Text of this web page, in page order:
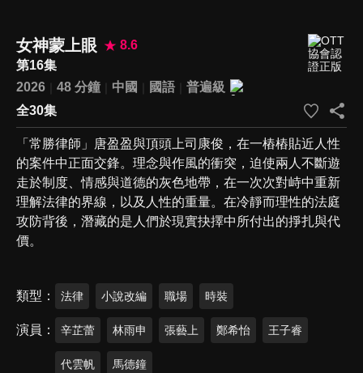
女神蒙上眼
8.6
第16集
2026
48 分鐘 中國 國語
普遍級
全30集
「常勝律師」唐盈盈與頂頭上司康俊，在一樁樁貼近人性
的案件中正面交鋒。理念與作風的衝突，迫使兩人不斷遊
走於制度、情感與道德的灰色地帶，在一次次對峙中重新
理解法律的界線，以及人性的重量。在冷靜而理性的法庭
攻防背後，潛藏的是人們於現實抉擇中所付出的掙扎與代
價。
類型 法律 小說改編 職場 時裝
演員 辛芷蕾 林雨申 張藝上 鄭希怡 王子睿
代雲帆 馬德鐘